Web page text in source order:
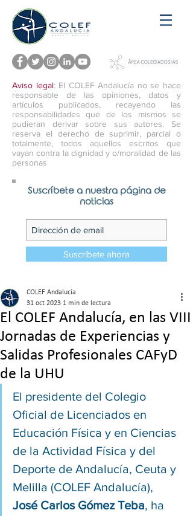
Aviso legal: El COLEF Andalucía no se hace
responsable de las opiniones, datos y
artículos publicados, recayendo las
responsabilidades que de los mismos se
pudieran derivar sobre sus autores. Se
reserva el derecho de suprimir, parcial o
totalmente, todos aquellos escritos que
vayan contra la dignidad y o/moralidad de las
personas
Suscríbete a nuestra página de
noticias
Suscríbete ahora
El COLEF Andalucía, en las VIII
Jornadas de Experiencias y
Salidas Profesionales CAFyD
de la UHU
COLEF Andalucía
31 oct 2023 1 min de lectura
El presidente del Colegio
Oficial de Licenciados en
Educación Física y en Ciencias
de la Actividad Física y del
Deporte de Andalucía, Ceuta y
Melilla (COLEF Andalucía),
José Carlos Gómez Teba, ha